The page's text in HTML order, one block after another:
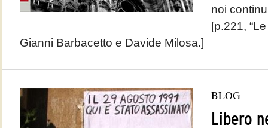
noi
[p.221,
Gianni Barbacetto e Davide Milosa.]
BLOG
Libero